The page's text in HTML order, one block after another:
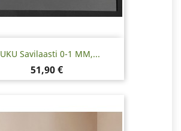
UKU Savilaasti 0-1 MM,...
Hinta
51,90 €